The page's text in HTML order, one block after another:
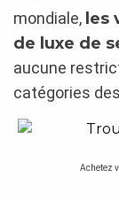
mondiale, les
de luxe de
aucune
catégories
Achetez